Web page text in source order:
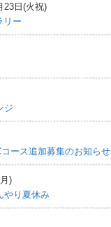
23日(火祝)
リー
ジ
ース追加募集のお知らせ
)
やり夏休み